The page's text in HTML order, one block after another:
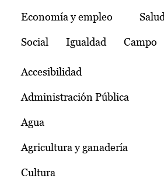
Temas
Economía y empleo Salud
Social Igualdad Campo
Accesibilidad
Administración Pública
Agua
Agricultura y ganadería
Cultura